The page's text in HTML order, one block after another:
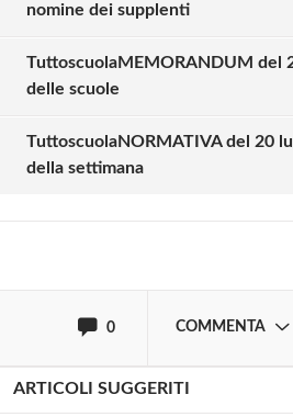
nomine dei supplenti
TuttoscuolaMEMORANDUM del
delle scuole
TuttoscuolaNORMATIVA del 20
della settimana
0 COMMENTA
Solo gli utenti registrati
Effettua il
ARTICOLI SUGGERITI